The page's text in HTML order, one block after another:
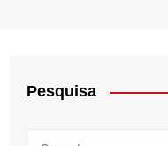
Pesquisa